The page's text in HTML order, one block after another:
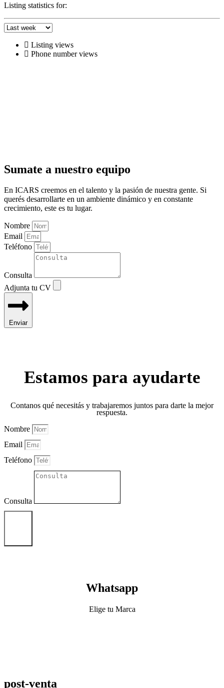
Listing statistics for:
Listing views
Phone number views
Sumate a nuestro equipo
En ICARS creemos en el talento y la pasión de nuestra gente. Si
querés desarrollarte en un ambiente dinámico y en constante
crecimiento, este es tu lugar.
Nombre
Email
Teléfono
Consulta
Adjunta tu CV
Enviar
Estamos para ayudarte
Contanos qué necesitás y trabajaremos juntos para darte la mejor
respuesta.
Nombre
Email
Teléfono
Consulta
Whatsapp
Elige tu Marca
post-venta